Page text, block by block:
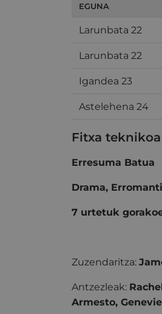
EGUNA
Larunbata 22
Larunbata 22
Igandea 23
Astelehena 24
Fitxa teknikoa
Erresuma
Drama,
7 urtetuk
Zuzendaritza:
Antzezleak:
Armesto,